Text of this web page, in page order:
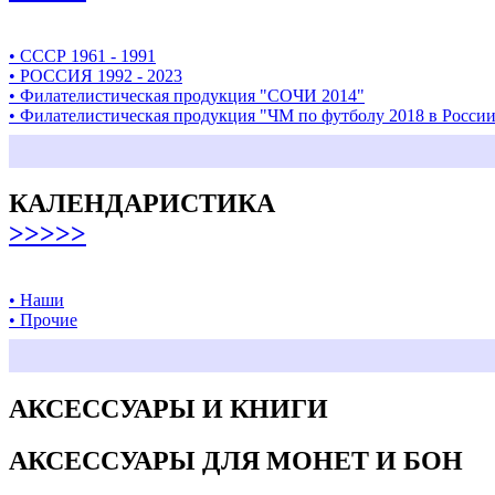
• СССР 1961 - 1991
• РОССИЯ 1992 - 2023
• Филателистическая продукция "СОЧИ 2014"
• Филателистическая продукция "ЧМ по футболу 2018 в
КАЛЕНДАРИСТИКА
>>>>>
• Наши
• Прочие
АКСЕССУАРЫ И КНИГИ
АКСЕССУАРЫ ДЛЯ МОНЕТ И БОН